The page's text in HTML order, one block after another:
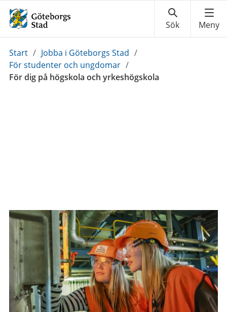
Du
är
här:
Start / Jobba i Göteborgs Stad /
För studenter och ungdomar /
För dig på högskola och yrkeshögskola